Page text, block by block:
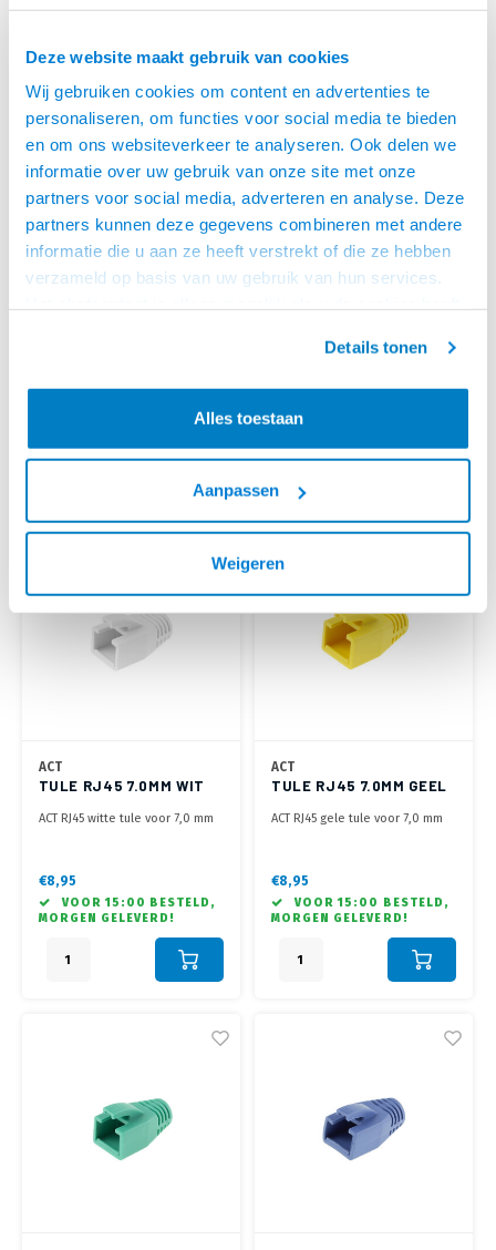
Deze website maakt gebruik van cookies
Wij gebruiken cookies om content en advertenties te
personaliseren, om functies voor social media te bieden
en om ons websiteverkeer te analyseren. Ook delen we
informatie over uw gebruik van onze site met onze
partners voor social media, adverteren en analyse. Deze
partners kunnen deze gegevens combineren met andere
informatie die u aan ze heeft verstrekt of die ze hebben
verzameld op basis van uw gebruik van hun services.
Details tonen
Alles toestaan
Aanpassen
Weigeren
ACT
GRIJS
€8,95
VOOR 15:00 BESTELD,
ACT
ZWART
mm kabel
€8,95
MORGEN GELEVERD!
ACT
TULE RJ45 7.0MM WIT
ACT RJ45 witte tule voor 7,0 mm
€8,95
VOOR 15:00 BESTELD,
MORGEN GELEVERD!
ACT
TULE RJ45 7.0MM GEEL
ACT RJ45 gele tule voor 7,0 mm
€8,95
VOOR 15:00 BESTELD,
MORGEN GELEVERD!